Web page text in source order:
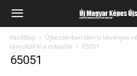
Kezdőlap
Újbezdánban idén is látványos
táncolták ki a májusfát
65051
65051